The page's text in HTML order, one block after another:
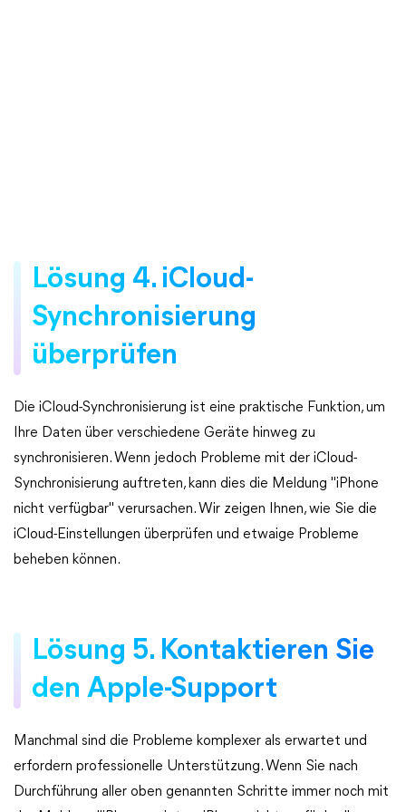
Lösung 4. iCloud-
Synchronisierung
überprüfen
Die iCloud-Synchronisierung ist eine praktische Funktion, um
Ihre Daten über verschiedene Geräte hinweg zu
synchronisieren. Wenn jedoch Probleme mit der iCloud-
Synchronisierung auftreten, kann dies die Meldung "iPhone
nicht verfügbar" verursachen. Wir zeigen Ihnen, wie Sie die
iCloud-Einstellungen überprüfen und etwaige Probleme
beheben können.
Lösung 5. Kontaktieren Sie
den Apple-Support
Manchmal sind die Probleme komplexer als erwartet und
erfordern professionelle Unterstützung. Wenn Sie nach
Durchführung aller oben genannten Schritte immer noch mit